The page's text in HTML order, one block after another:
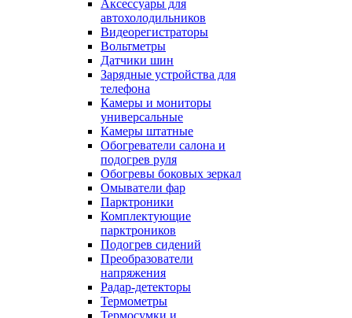
Аксессуары для
автохолодильников
Видеорегистраторы
Вольтметры
Датчики шин
Зарядные устройства для
телефона
Камеры и мониторы
универсальные
Камеры штатные
Обогреватели салона и
подогрев руля
Обогревы боковых зеркал
Омыватели фар
Парктроники
Комплектующие
парктроников
Подогрев сидений
Преобразователи
напряжения
Радар-детекторы
Термометры
Термосумки и